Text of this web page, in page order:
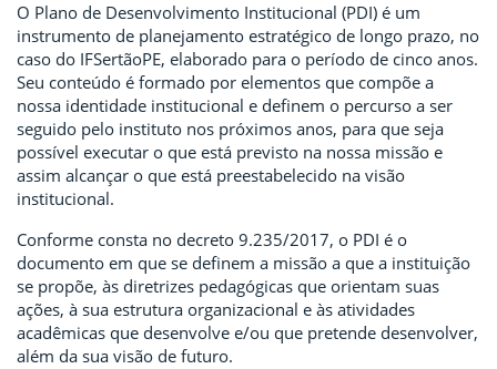
O Plano de Desenvolvimento Institucional (PDI) é um
instrumento de planejamento estratégico de longo prazo, no
caso do IFSertãoPE, elaborado para o período de cinco anos.
Seu conteúdo é formado por elementos que compõe a
nossa identidade institucional e definem o percurso a ser
seguido pelo instituto nos próximos anos, para que seja
possível executar o que está previsto na nossa missão e
assim alcançar o que está preestabelecido na visão
institucional.
Conforme consta no decreto 9.235/2017, o PDI é o
documento em que se definem a missão a que a instituição
se propõe, às diretrizes pedagógicas que orientam suas
ações, à sua estrutura organizacional e às atividades
acadêmicas que desenvolve e/ou que pretende desenvolver,
além da sua visão de futuro.